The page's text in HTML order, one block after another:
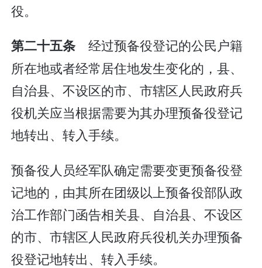
役。
第二十五条经过预备役登记的公民户籍
所在地或者经常居住地发生变化的，县、
自治县、不设区的市、市辖区人民政府兵
役机关应当根据需要为其办理预备役登记
地转出、转入手续。
预备役人员经军队确定需要变更预备役登
记地的，由其所在团级以上预备役部队政
治工作部门函告相关县、自治县、不设区
的市、市辖区人民政府兵役机关办理预备
役登记地转出、转入手续。